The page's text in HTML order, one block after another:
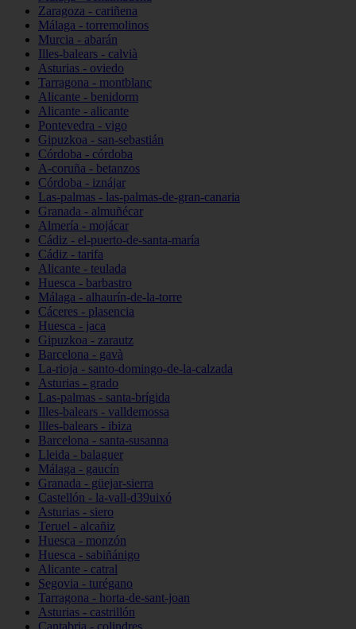
Zaragoza - cariñena
Málaga - torremolinos
Murcia - abarán
Illes-balears - calvià
Asturias - oviedo
Tarragona - montblanc
Alicante - benidorm
Alicante - alicante
Pontevedra - vigo
Gipuzkoa - san-sebastián
Córdoba - córdoba
A-coruña - betanzos
Córdoba - iznájar
Las-palmas - las-palmas-de-gran-canaria
Granada - almuñécar
Almería - mojácar
Cádiz - el-puerto-de-santa-maría
Cádiz - tarifa
Alicante - teulada
Huesca - barbastro
Málaga - alhaurín-de-la-torre
Cáceres - plasencia
Huesca - jaca
Gipuzkoa - zarautz
Barcelona - gavà
La-rioja - santo-domingo-de-la-calzada
Asturias - grado
Las-palmas - santa-brígida
Illes-balears - valldemossa
Illes-balears - ibiza
Barcelona - santa-susanna
Lleida - balaguer
Málaga - gaucín
Granada - güejar-sierra
Castellón - la-vall-d39uixó
Asturias - siero
Teruel - alcañiz
Huesca - monzón
Huesca - sabiñánigo
Alicante - catral
Segovia - turégano
Tarragona - horta-de-sant-joan
Asturias - castrillón
Cantabria - colindres